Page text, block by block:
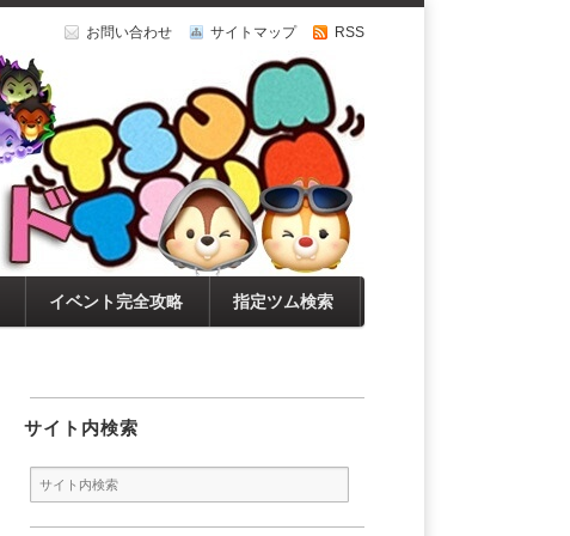
お問い合わせ サイトマップ RSS
イベント完全攻略 指定ツム検索
サイト内検索